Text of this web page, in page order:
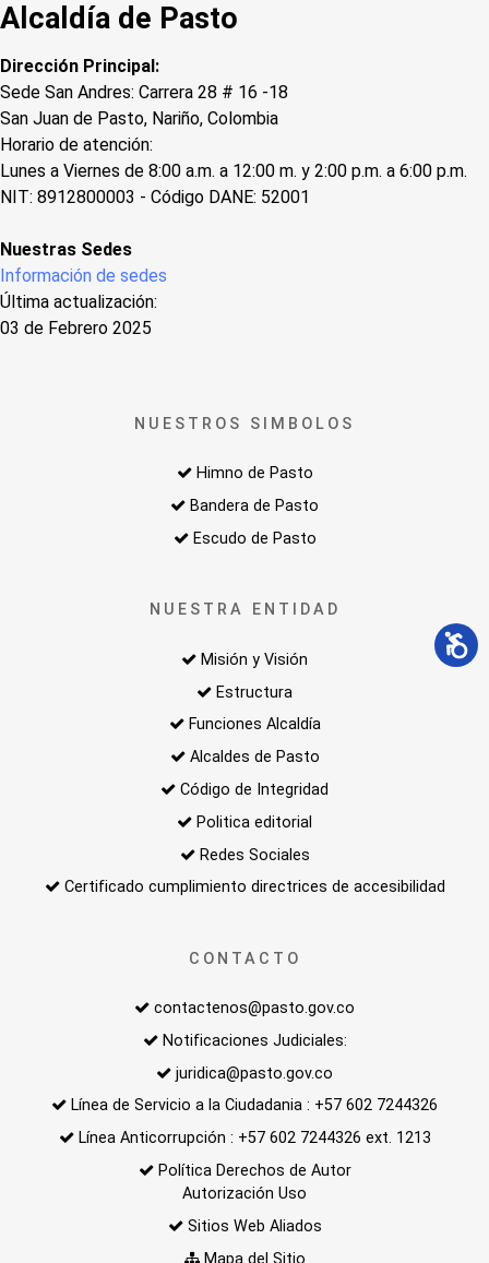
Alcaldía de Pasto
Dirección Principal:
Sede San Andres: Carrera 28 # 16 -18
San Juan de Pasto, Nariño, Colombia
Horario de atención:
Lunes a Viernes de 8:00 a.m. a 12:00 m. y 2:00 p.m. a 6:00 p.m.
NIT: 8912800003 - Código DANE: 52001
Nuestras Sedes
Información de sedes
Última actualización:
03 de Febrero 2025
NUESTROS SIMBOLOS
Himno de Pasto
Bandera de Pasto
Escudo de Pasto
NUESTRA ENTIDAD
Misión y Visión
Estructura
Funciones Alcaldía
Alcaldes de Pasto
Código de Integridad
Politica editorial
Redes Sociales
Certificado cumplimiento directrices de accesibilidad
CONTACTO
contactenos@pasto.gov.co
Notificaciones Judiciales:
juridica@pasto.gov.co
Línea de Servicio a la Ciudadania : +57 602 7244326
Línea Anticorrupción : +57 602 7244326 ext. 1213
Política Derechos de Autor
Autorización Uso
Sitios Web Aliados
Mapa del Sitio